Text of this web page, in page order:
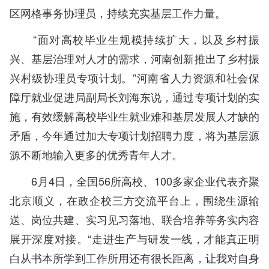
区网格事务协理员，持续充实基层工作力量。
“面对高校毕业生规模持续扩大，以及乡村振
兴、基层治理对人才的需求，河南创新推出了乡村振
兴村级协理员专项计划。”河南省人力资源和社会保
障厅就业促进局副局长刘海东说，通过专项计划的实
施，有效缓解高校毕业生就业难和基层发展人才缺的
矛盾，今年通过加大专项计划招聘力度，将为基层源
源不断地输入更多的优秀青年人才。
6月4日，全国56所高校、100多家企业代表齐聚
北京顺义，在政企校三方交流平台上，围绕生源输
送、岗位共建、实习见习落地、联合培养等务实内容
展开深度对接。“走进生产与研发一线，才能真正明
白从书本所学到工作所用还有很长距离，让我对自身